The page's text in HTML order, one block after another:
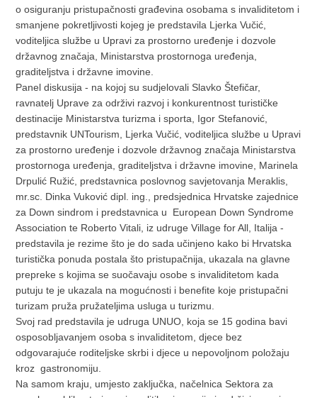
o osiguranju pristupačnosti građevina osobama s invaliditetom i
smanjene pokretljivosti kojeg je predstavila Ljerka Vučić,
voditeljica službe u Upravi za prostorno uređenje i dozvole
državnog značaja, Ministarstva prostornoga uređenja,
graditeljstva i državne imovine.
Panel diskusija - na kojoj su sudjelovali Slavko Štefičar,
ravnatelj Uprave za održivi razvoj i konkurentnost turističke
destinacije Ministarstva turizma i sporta, Igor Stefanović,
predstavnik UNTourism, Ljerka Vučić, voditeljica službe u Upravi
za prostorno uređenje i dozvole državnog značaja Ministarstva
prostornoga uređenja, graditeljstva i državne imovine, Marinela
Drpulić Ružić, predstavnica poslovnog savjetovanja Meraklis,
mr.sc. Dinka Vuković dipl. ing., predsjednica Hrvatske zajednice
za Down sindrom i predstavnica u European Down Syndrome
Association te Roberto Vitali, iz udruge Village for All, Italija -
predstavila je rezime što je do sada učinjeno kako bi Hrvatska
turistička ponuda postala što pristupačnija, ukazala na glavne
prepreke s kojima se suočavaju osobe s invaliditetom kada
putuju te je ukazala na mogućnosti i benefite koje pristupačni
turizam pruža pružateljima usluga u turizmu.
Svoj rad predstavila je udruga UNUO, koja se 15 godina bavi
osposobljavanjem osoba s invaliditetom, djece bez
odgovarajuće roditeljske skrbi i djece u nepovoljnom položaju
kroz gastronomiju.
Na samom kraju, umjesto zaključka, načelnica Sektora za